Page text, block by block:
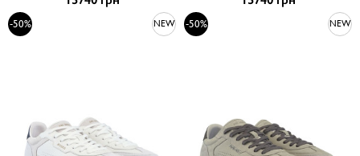
-50% NEW -50% NEW